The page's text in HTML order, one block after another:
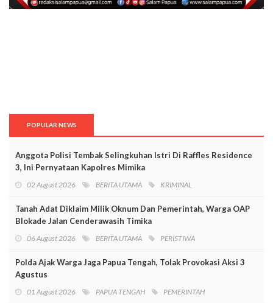
POPULAR NEWS
Anggota Polisi Tembak Selingkuhan Istri Di Raffles Residence
3, Ini Pernyataan Kapolres Mimika
02 August 2026 BERITA UTAMA KRIMINAL
Tanah Adat Diklaim Milik Oknum Dan Pemerintah, Warga OAP
Blokade Jalan Cenderawasih Timika
06 August 2026 BERITA UTAMA PERISTIWA
Polda Ajak Warga Jaga Papua Tengah, Tolak Provokasi Aksi 3
Agustus
01 August 2026 PAPUA TENGAH PEMERINTAH